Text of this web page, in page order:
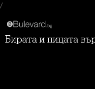
/
Бирата и пицата